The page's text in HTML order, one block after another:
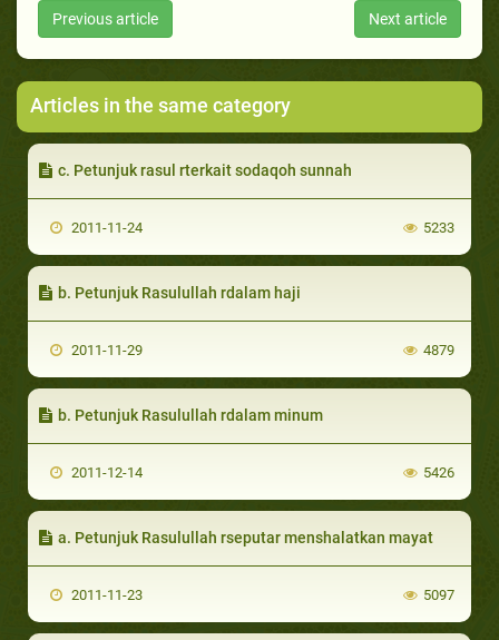
Previous article Next article
Articles in the same category
c. Petunjuk rasul rterkait sodaqoh sunnah
2011-11-24 5233
b. Petunjuk Rasulullah rdalam haji
2011-11-29 4879
b. Petunjuk Rasulullah rdalam minum
2011-12-14 5426
a. Petunjuk Rasulullah rseputar menshalatkan mayat
2011-11-23 5097